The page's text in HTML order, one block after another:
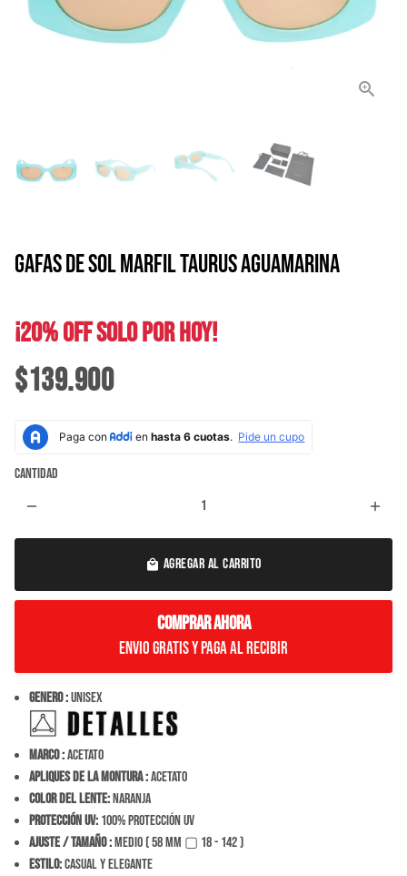
GAFAS DE SOL MARFIL TAURUS AGUAMARINA
¡20% OFF SOLO POR HOY!
$139.900
Cantidad
remove add
local_mall AGREGAR AL CARRITO
COMPRAR AHORA
Envio Gratis y paga al recibir
Genero :Unisex
Marco :ACETATO
Apliques de la montura :ACETATO
Color del Lente:NARANJA
Protección Uv: 100% Protección Uv
Ajuste / tamaño:Medio ( 58 mm ▢ 18 - 142 )
Estilo:Casual y Elegante